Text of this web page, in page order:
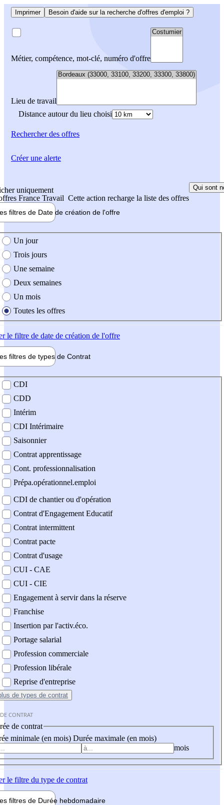
Imprimer Besoin d'aide sur la recherche d'offres d'emploi ?
Métier, compétence, mot-clé, numéro d'offre
Lieu de travail
Distance autour du lieu choisi
Rechercherdes offres
uniquement
France Travail Cette action recharge la liste des offres
Qui sont
filtres de Date de création de l'offre
création de l'offre
Un jour
Trois jours
Une semaine
Deux semaines
Un mois
Toutes les offres
le filtre de date de création de l'offre
filtres de types de Contrat
contrat
CDI
CDD
Intérim
CDI Intérimaire
Saisonnier
Contrat apprentissage
Cont. professionnalisation
Prépa.opérationnel.emploi
CDI de chantier ou d'opération
Contrat d'Engagement Educatif
Contrat intermittent
Contrat pacte
Contrat d'usage
CUI - CAE
CUI - CIE
Engagement à servir dans la réserve
Franchise
Insertion par l'activ.éco.
Portage salarial
Profession commerciale
Profession libérale
Reprise d'entreprise
de types de contrat
CONTRAT
de contrat
minimale (en mois) Durée maximale (en mois)
mois
le filtre du type de contrat
filtres de Durée hebdomadaire
Créer une alerte